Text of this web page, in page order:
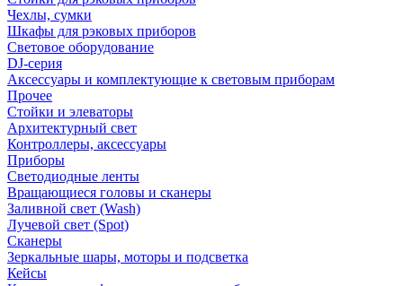
Чехлы, сумки
Шкафы для рэковых приборов
Световое оборудование
DJ-серия
Аксессуары и комплектующие к световым приборам
Прочее
Стойки и элеваторы
Архитектурный свет
Контроллеры, аксессуары
Приборы
Светодиодные ленты
Вращающиеся головы и сканеры
Заливной свет (Wash)
Лучевой свет (Spot)
Сканеры
Зеркальные шары, моторы и подсветка
Кейсы